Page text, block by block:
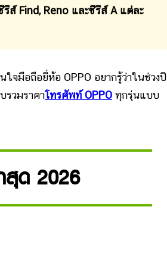
ส์ Find, Reno และซีรีส์ A แต่ละ
ใจมือถือยี่ห้อ OPPO อยากรู้ว่าในช่วงปี
รวมราคาโทรศัพท์ OPPO ทุกรุ่นแบบ
สุด 2026